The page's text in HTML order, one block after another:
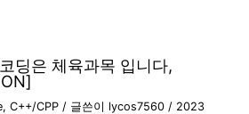
딩은 체육과목 입니다,
, C++/CPP/ 글쓴이 lycos7560 / 2023